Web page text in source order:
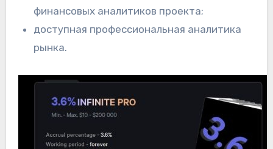
финансовых аналитиков проекта;
доступная профессиональная аналитика
рынка.